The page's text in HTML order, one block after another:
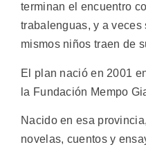
terminan el encuentro
trabalenguas, y a
mismos niños traen de
El plan nació en 2001
la Fundación Mempo
Nacido en esa
novelas, cuentos y